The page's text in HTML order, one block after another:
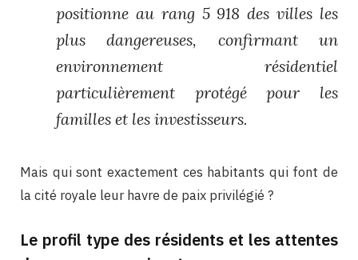
positionne au rang 5 918 des villes les
plus dangereuses, confirmant un
environnement résidentiel
particulièrement protégé pour les
familles et les investisseurs.
Mais qui sont exactement ces habitants qui font de
la cité royale leur havre de paix privilégié ?
Le profil type des résidents et les attentes